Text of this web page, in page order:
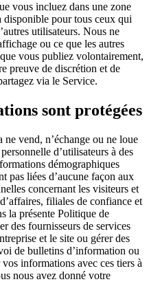
vous incluez dans une zone
disponible pour tous ceux qui
utilisateurs. Nous ne
ou ce que les autres
vous publiez volontairement,
preuve de discrétion et de
via le Service.
sont protégées
vend, n’échange ou ne loue
d’utilisateurs à des
démographiques
pas liées d’aucune façon aux
concernant les visiteurs et
filiales de confiance et
la présente Politique de
des fournisseurs de services
et le site ou gérer des
de bulletins d’information ou
informations avec ces tiers à
nous avez donné votre